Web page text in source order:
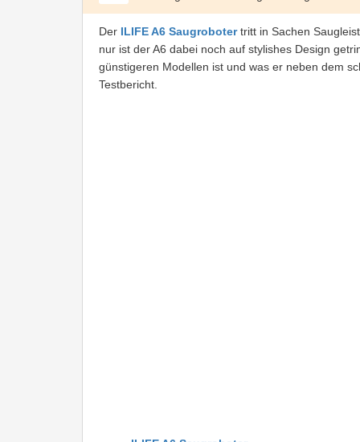
Der ILIFE A6 Saugrobotertritt in Sachen
nur ist der A6 dabei noch auf stylishes Design
günstigeren Modellen ist und was er neben dem
Testbericht.